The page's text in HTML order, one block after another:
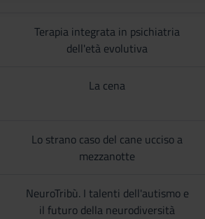
Terapia integrata in psichiatria
dell'età evolutiva
La cena
Lo strano caso del cane ucciso a
mezzanotte
NeuroTribù. I talenti dell'autismo e
il futuro della neurodiversità